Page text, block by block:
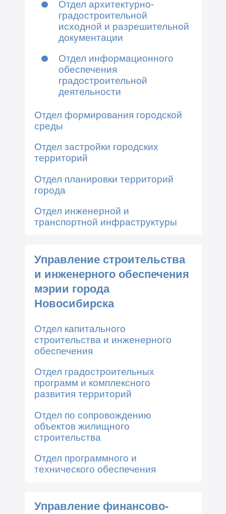
Отдел архитектурно-
градостроительной
исходной и разрешительной
документации
Отдел информационного
обеспечения
градостроительной
деятельности
Отдел формирования городской
среды
Отдел застройки городских
территорий
Отдел планировки территорий
города
Отдел инженерной и
транспортной инфраструктуры
Управление строительства
и инженерного обеспечения
мэрии города
Новосибирска
Отдел капитального
строительства и инженерного
обеспечения
Отдел градостроительных
программ и комплексного
развития территорий
Отдел по сопровождению
объектов жилищного
строительства
Отдел программного и
технического обеспечения
Управление финансово-